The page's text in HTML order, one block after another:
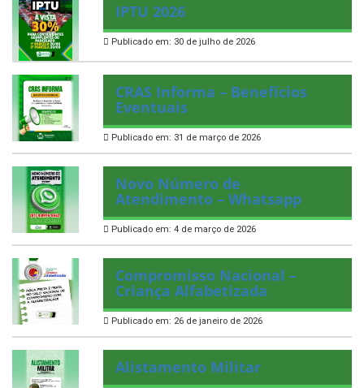
IPTU 2026
Publicado em: 30 de julho de 2026
CRAS Informa – Benefícios
Eventuais
Publicado em: 31 de março de 2026
Novo Número de
Atendimento – Whatsapp
Publicado em: 4 de março de 2026
Compromisso Nacional –
Criança Alfabetizada
Publicado em: 26 de janeiro de 2026
Alistamento Militar